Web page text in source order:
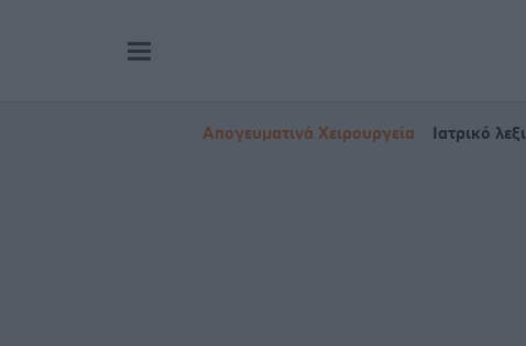
Απογευματινά Χειρουργεία Ιατρικό